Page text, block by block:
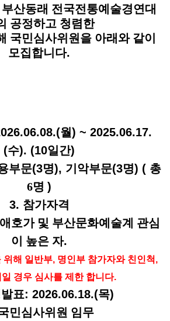
산동래 전국전통예술경연대
공정하고 청렴한
국민심사위원을 아래와 같이
모집합니다.
월) ~ 2025.06.17.
(수). (10일간)
부문(3명), 기악부문(3명) ( 총
6명 )
3. 참가자격
호가 및 부산문화예술계 관심
이 높은 자.
위해 일반부, 명인부 참가자와 친인척 ,
경우 심사를 제한 합니다.
표: 2026.06.18.(목)
민심사위원 임무